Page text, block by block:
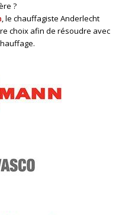
?
, le chauffagiste Anderlecht
choix afin de résoudre avec